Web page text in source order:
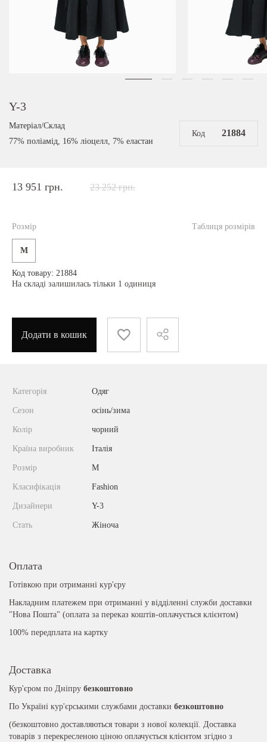
Y-3
Матеріал/Склад
77% поліамід, 16% ліоцелл, 7% еластан
Код 21884
13 951 грн. 23 252 грн.
Таблиця розмірів
Розмір
M
Код товару: 21884
На складі залишилась тільки 1 одиниця
Додати в кошик
Категорія Одяг
Сезон осінь/зима
Колір чорний
Країна виробник Італія
Розмір M
Класифікація Fashion
Дизайнери Y-3
Стать Жіноча
Оплата
Готівкою при отриманні кур'єру
Накладним платежем при отриманні у відділенні служби доставки
"Нова Пошта" (оплата за переказ коштів-оплачується клієнтом)
100% передплата на картку
Доставка
Кур'єром по Дніпру безкоштовно
По Україні кур'єрськими службами доставки безкоштовно
(безкоштовно доставляються товари з нової колекції. Доставка
товарів з перекресленою ціною оплачується клієнтом згідно з